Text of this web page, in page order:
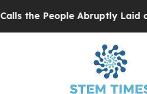
Abruptly Laid off